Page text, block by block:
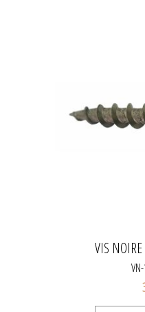
VIS